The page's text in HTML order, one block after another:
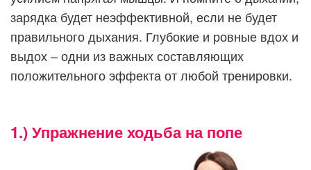
зарядка будет неэффективной, если не будет
правильного дыхания. Глубокие и ровные вдох и
выдох – одни из важных составляющих
положительного эффекта от любой тренировки.
1.) Упражнение ходьба на попе